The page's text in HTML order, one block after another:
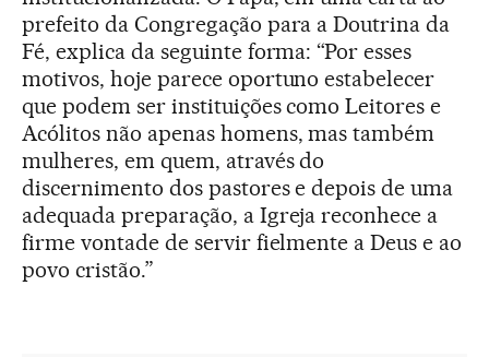
prefeito da Congregação para a Doutrina da
Fé, explica da seguinte forma: “Por esses
motivos, hoje parece oportuno estabelecer
que podem ser instituições como Leitores e
Acólitos não apenas homens, mas também
mulheres, em quem, através do
discernimento dos pastores e depois de uma
adequada preparação, a Igreja reconhece a
firme vontade de servir fielmente a Deus e ao
povo cristão.”